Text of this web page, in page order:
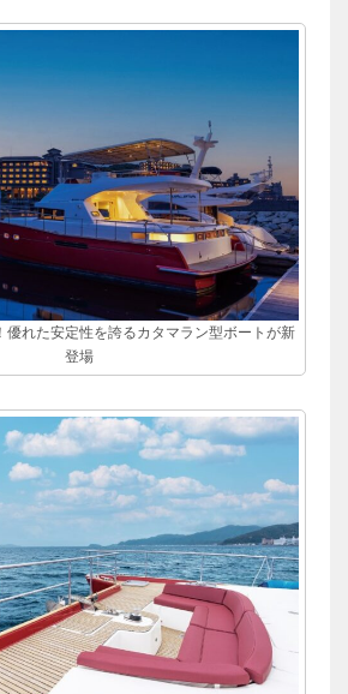
優れた安定性を誇るカタマラン型ボートが新
登場